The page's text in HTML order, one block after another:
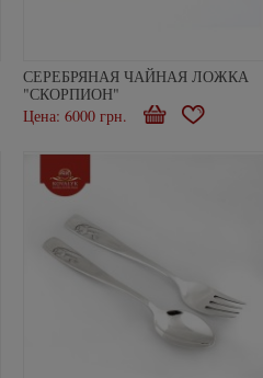
СЕРЕБРЯНАЯ ЧАЙНАЯ ЛОЖКА
"СКОРПИОН"
Цена: 6000 грн.
В
В